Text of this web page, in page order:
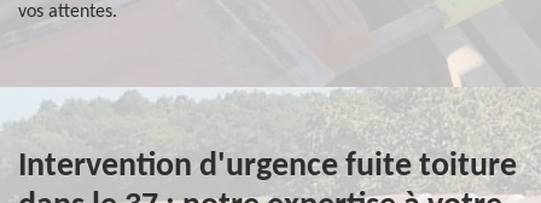
vos attentes.
Intervention d'urgence fuite toiture